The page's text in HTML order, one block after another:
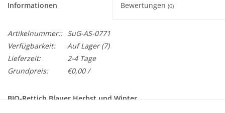
Informationen Bewertungen (0)
Artikelnummer:: SuG-AS-0771
Verfügbarkeit:
Auf Lager(7)
Lieferzeit:
2-4 Tage
Grundpreis:
€0,00 /
BIO-Rettich Blauer Herbst und Winter